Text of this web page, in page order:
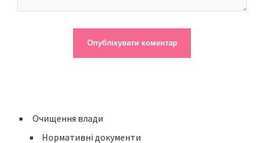
Очищення влади
Нормативні документи